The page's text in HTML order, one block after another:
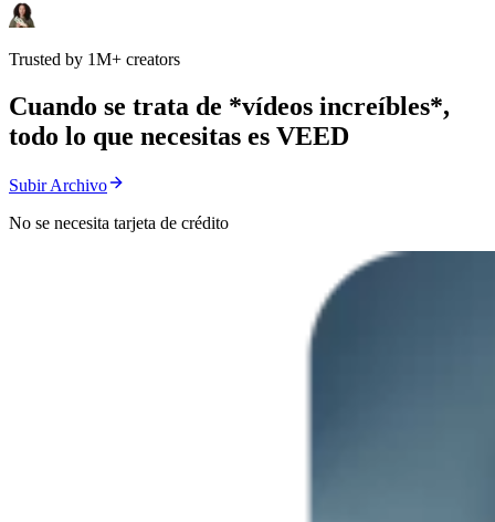
Trusted by 1M+ creators
Cuando se trata de *vídeos increíbles*,
todo lo que necesitas es VEED
Subir Archivo
No se necesita tarjeta de crédito